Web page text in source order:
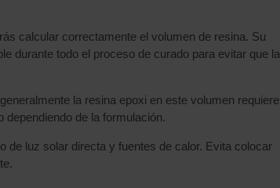
calcular correctamente el volumen de resina. Su
durante todo el proceso de curado para evitar que la
la resina epoxi en este volumen requiere
de la formulación.
de luz solar directa y fuentes de calor. Evita colocar